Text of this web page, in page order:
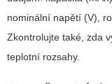
nominální napětí (V),
Zkontrolujte také, zda
teplotní rozsahy.